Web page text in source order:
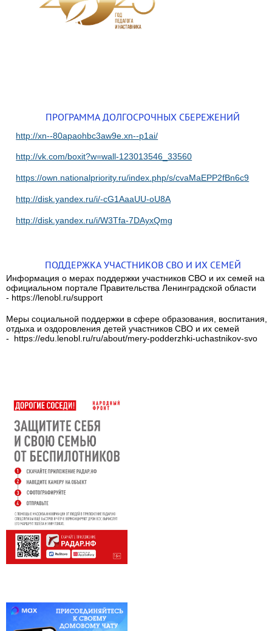
ПРОГРАММА ДОЛГОСРОЧНЫХ СБЕРЕЖЕНИЙ
http://xn--80apaohbc3aw9e.xn--p1ai/
http://vk.com/boxit?w=wall-123013546_33560
https://own.nationalpriority.ru/index.php/s/cvaMaEPP2fBn6c9
http://disk.yandex.ru/i/-cG1AaaUU-oU8A
http://disk.yandex.ru/i/W3Tfa-7DAyxQmg
ПОДДЕРЖКА УЧАСТНИКОВ СВО И ИХ СЕМЕЙ
Информация о мерах поддержки участников СВО и их семей на
официальном портале Правительства Ленинградской области
- https://lenobl.ru/support
Меры социальной поддержки в сфере образования, воспитания,
отдыха и оздоровления детей участников СВО и их семей
- https://edu.lenobl.ru/ru/about/mery-podderzhki-uchastnikov-svo